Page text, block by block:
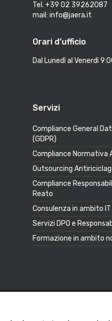
Tel. +39 02 39262087
mail: info@jaera.it
Orari d’ufficio
Dal Lunedì al Venerdì
Servizi
Compliance General
(GDPR)
Compliance Normativa
Outsourcing
Compliance
Reato
Consulenza in ambito
Servizi DPO e
Formazione in ambito